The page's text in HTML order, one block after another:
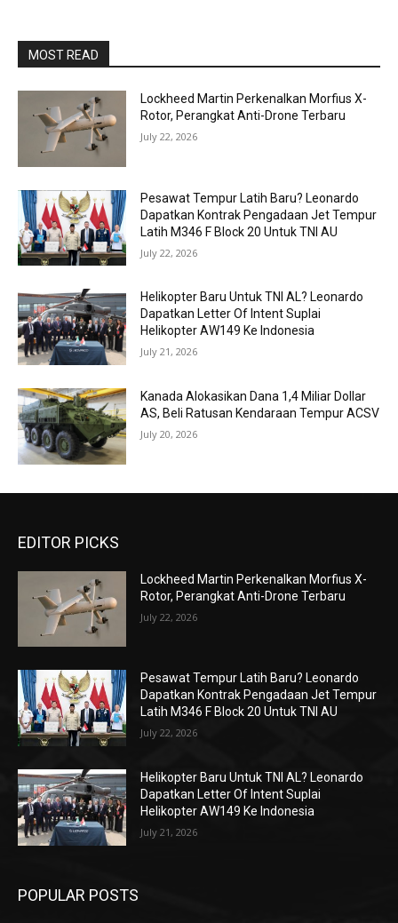
MOST READ
Lockheed Martin Perkenalkan Morfius X-
Rotor, Perangkat Anti-Drone Terbaru
July 22, 2026
Pesawat Tempur Latih Baru? Leonardo
Dapatkan Kontrak Pengadaan Jet Tempur
Latih M346 F Block 20 Untuk TNI AU
July 22, 2026
Helikopter Baru Untuk TNI AL? Leonardo
Dapatkan Letter Of Intent Suplai
Helikopter AW149 Ke Indonesia
July 21, 2026
Kanada Alokasikan Dana 1,4 Miliar Dollar
AS, Beli Ratusan Kendaraan Tempur ACSV
July 20, 2026
EDITOR PICKS
Lockheed Martin Perkenalkan Morfius X-
Rotor, Perangkat Anti-Drone Terbaru
July 22, 2026
Pesawat Tempur Latih Baru? Leonardo
Dapatkan Kontrak Pengadaan Jet Tempur
Latih M346 F Block 20 Untuk TNI AU
July 22, 2026
Helikopter Baru Untuk TNI AL? Leonardo
Dapatkan Letter Of Intent Suplai
Helikopter AW149 Ke Indonesia
July 21, 2026
POPULAR POSTS